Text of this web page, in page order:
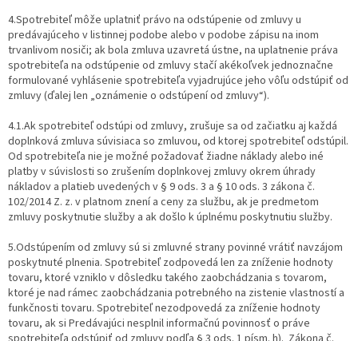
4.Spotrebiteľ môže uplatniť právo na odstúpenie od zmluvy u
predávajúceho v listinnej podobe alebo v podobe zápisu na inom
trvanlivom nosiči; ak bola zmluva uzavretá ústne, na uplatnenie práva
spotrebiteľa na odstúpenie od zmluvy stačí akékoľvek jednoznačne
formulované vyhlásenie spotrebiteľa vyjadrujúce jeho vôľu odstúpiť od
zmluvy (ďalej len „oznámenie o odstúpení od zmluvy“).
4.1.Ak spotrebiteľ odstúpi od zmluvy, zrušuje sa od začiatku aj každá
doplnková zmluva súvisiaca so zmluvou, od ktorej spotrebiteľ odstúpil.
Od spotrebiteľa nie je možné požadovať žiadne náklady alebo iné
platby v súvislosti so zrušením doplnkovej zmluvy okrem úhrady
nákladov a platieb uvedených v § 9 ods. 3 a § 10 ods. 3 zákona č.
102/2014 Z. z. v platnom znení a ceny za službu, ak je predmetom
zmluvy poskytnutie služby a ak došlo k úplnému poskytnutiu služby.
5.Odstúpením od zmluvy sú si zmluvné strany povinné vrátiť navzájom
poskytnuté plnenia. Spotrebiteľ zodpovedá len za zníženie hodnoty
tovaru, ktoré vzniklo v dôsledku takého zaobchádzania s tovarom,
ktoré je nad rámec zaobchádzania potrebného na zistenie vlastností a
funkčnosti tovaru. Spotrebiteľ nezodpovedá za zníženie hodnoty
tovaru, ak si Predávajúci nesplnil informačnú povinnosť o práve